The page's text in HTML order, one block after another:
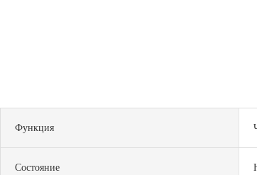
Функция
Состояние